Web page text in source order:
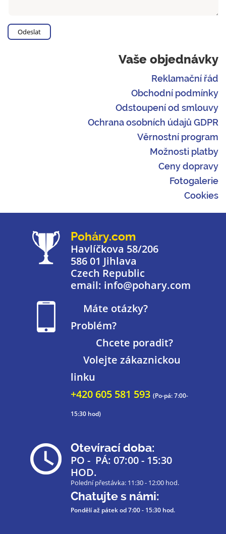
Vaše objednávky
Reklamační řád
Obchodní podmínky
Odstoupení od smlouvy
Ochrana osobních údajů GDPR
Věrnostní program
Možnosti platby
Ceny dopravy
Fotogalerie
Cookies
Poháry.com
Havlíčkova 58/206
586 01 Jihlava
Czech Republic
email: info@pohary.com
Máte otázky?
Problém?
Chcete poradit?
Volejte zákaznickou
linku
+420 605 581 593 (Po-pá: 7:00-
15:30 hod)
Otevírací doba:
PO - PÁ: 07:00 - 15:30
HOD.
Polední přestávka: 11:30 - 12:00 hod.
Chatujte s námi:
Pondělí až pátekod 7:00 - 15:30 hod.